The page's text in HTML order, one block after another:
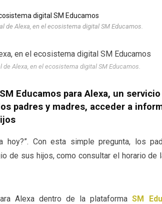
de Alexa, en el ecosistema digital SM Educamos.
Alexa, en el ecosistema digital SM Educamos.
Educamos para Alexa, un
padres y madres, acceder a
hoy?”. Con esta simple pregunta, los
de sus hijos, como consultar el horario de
Alexa dentro de la plataformaSM